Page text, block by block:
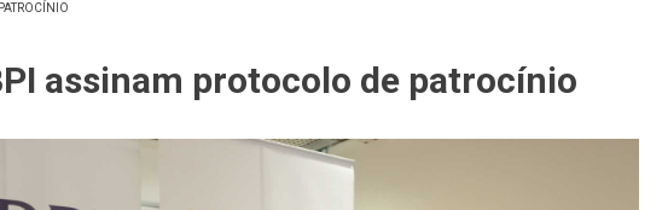
assinam protocolo de patrocínio